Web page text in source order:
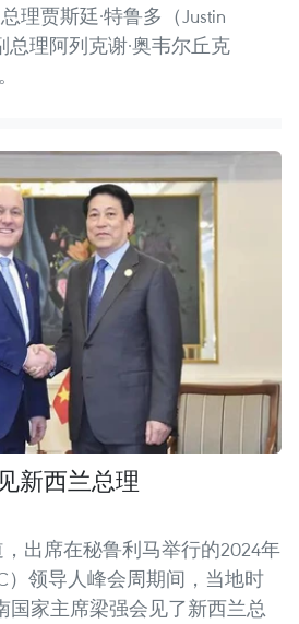
理贾斯廷·特鲁多（Justin
总理阿列克谢·奥韦尔丘克
新西兰总理
出席在秘鲁利马举行的2024年
）领导人峰会周期间，当地时
国家主席梁强会见了新西兰总